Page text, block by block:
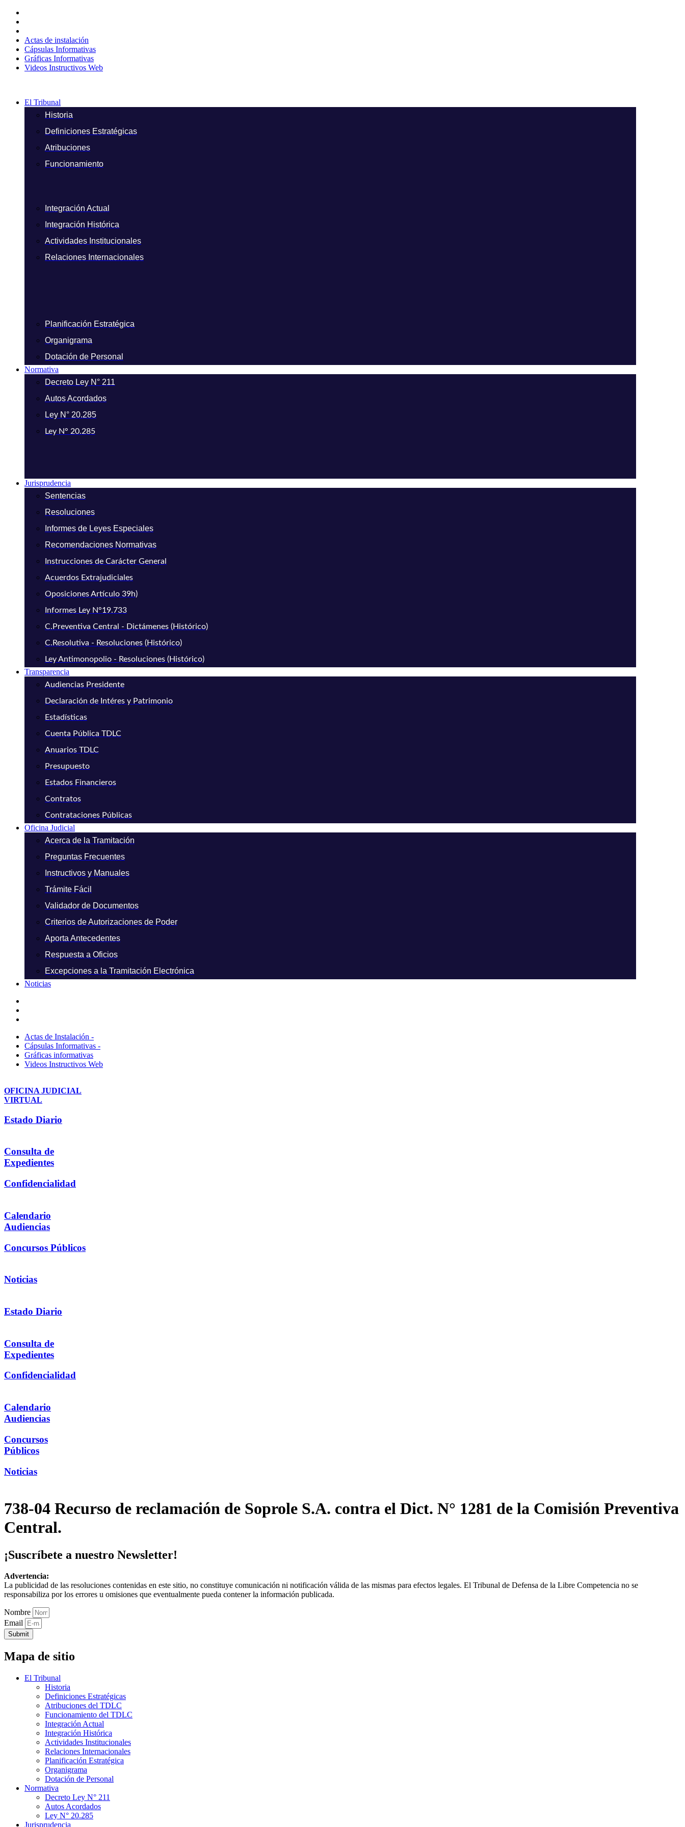
contenido
Actas de instalación
Cápsulas Informativas
Gráficas Informativas
Videos Instructivos Web
El Tribunal
Historia
Definiciones Estratégicas
Atribuciones
Funcionamiento
Integración Actual
Integración Histórica
Actividades Institucionales
Relaciones Internacionales
Planificación Estratégica
Organigrama
Dotación de Personal
Normativa
Decreto Ley N° 211
Autos Acordados
Ley N° 20.285
Ley N° 20.285
Jurisprudencia
Sentencias
Resoluciones
Informes de Leyes Especiales
Recomendaciones Normativas
Instrucciones de Carácter General
Acuerdos Extrajudiciales
Oposiciones Artículo 39h)
Informes Ley N°19.733
C.Preventiva Central - Dictámenes (Histórico)
C.Resolutiva - Resoluciones (Histórico)
Ley Antimonopolio - Resoluciones (Histórico)
Transparencia
Audiencias Presidente
Declaración de Intéres y Patrimonio
Estadísticas
Cuenta Pública TDLC
Anuarios TDLC
Presupuesto
Estados Financieros
Contratos
Contrataciones Públicas
Oficina Judicial
Acerca de la Tramitación
Preguntas Frecuentes
Instructivos y Manuales
Trámite Fácil
Validador de Documentos
Criterios de Autorizaciones de Poder
Aporta Antecedentes
Respuesta a Oficios
Excepciones a la Tramitación Electrónica
Noticias
Actas de Instalación -
Cápsulas Informativas -
Gráficas informativas
Videos Instructivos Web
OFICINA JUDICIAL
VIRTUAL
Estado Diario
Consulta de
Expedientes
Confidencialidad
Calendario
Audiencias
Concursos Públicos
Noticias
Estado Diario
Consulta de
Expedientes
Confidencialidad
Calendario
Audiencias
Concursos
Públicos
Noticias
738-04 Recurso de reclamación de Soprole S.A. contra el Dict. N° 1281 de la Comisión Preventiva
Central.
¡Suscríbete a nuestro Newsletter!
Advertencia:
La publicidad de las resoluciones contenidas en este sitio, no constituye comunicación ni notificación válida de las mismas para efectos legales. El Tribunal de Defensa de la Libre Competencia no se
responsabiliza por los errores u omisiones que eventualmente pueda contener la información publicada.
Nombre
Email
Submit
Mapa de sitio
El Tribunal
Historia
Definiciones Estratégicas
Atribuciones del TDLC
Funcionamiento del TDLC
Integración Actual
Integración Histórica
Actividades Institucionales
Relaciones Internacionales
Planificación Estratégica
Organigrama
Dotación de Personal
Normativa
Decreto Ley N° 211
Autos Acordados
Ley N° 20.285
Jurisprudencia